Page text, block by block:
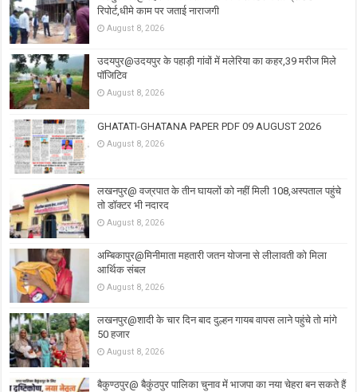
रिपोर्ट,धीमे काम पर जताई नाराजगी
August 8, 2026
उदयपुर@उदयपुर के पहाड़ी गांवों में मलेरिया का कहर,39 मरीज मिले
पॉजिटिव
August 8, 2026
GHATATI-GHATANA PAPER PDF 09 AUGUST 2026
August 8, 2026
लखनपुर@ वज्रपात के तीन घायलों को नहीं मिली 108,अस्पताल पहुंचे
तो डॉक्टर भी नदारद
August 8, 2026
अम्बिकापुर@मिनीमाता महतारी जतन योजना से लीलावती को मिला
आर्थिक संबल
August 8, 2026
लखनपुर@शादी के चार दिन बाद दुल्हन गायब वापस लाने पहुंचे तो मांगे
50 हजार
August 8, 2026
बैकुण्ठपुर@ बैकुंठपुर पालिका चुनाव में भाजपा का नया चेहरा बन सकते हैं